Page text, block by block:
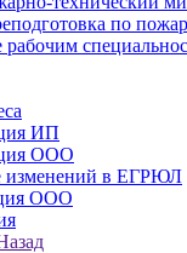
по
рабочим
ИП
ООО
изменений в ЕГРЮЛ
ООО